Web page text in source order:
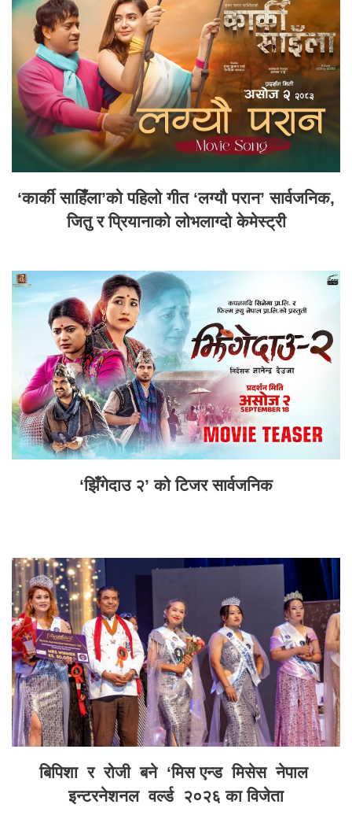
‘कार्की साहिँला’को पहिलो गीत ‘लग्यौ परान’ सार्वजनिक,
जितु र प्रियानाको लोभलाग्दो केमेस्ट्री
‘झिँगेदाउ २’ को टिजर सार्वजनिक
बिपिशा र रोजी बने ‘मिस एन्ड मिसेस नेपाल
इन्टरनेशनल वर्ल्ड २०२६ का विजेता